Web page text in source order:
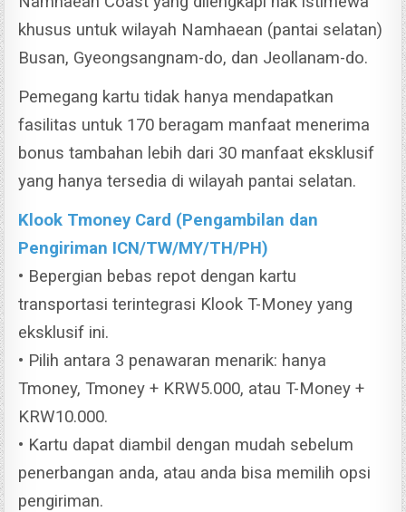
khusus untuk wilayah Namhaean (pantai selatan)
Busan, Gyeongsangnam-do, dan Jeollanam-do.
Pemegang kartu tidak hanya mendapatkan
fasilitas untuk 170 beragam manfaat menerima
bonus tambahan lebih dari 30 manfaat eksklusif
yang hanya tersedia di wilayah pantai selatan.
Klook Tmoney Card (Pengambilan dan
Pengiriman ICN/TW/MY/TH/PH)
• Bepergian bebas repot dengan kartu
transportasi terintegrasi Klook T-Money yang
eksklusif ini.
• Pilih antara 3 penawaran menarik: hanya
Tmoney, Tmoney + KRW5.000, atau T-Money +
KRW10.000.
• Kartu dapat diambil dengan mudah sebelum
penerbangan anda, atau anda bisa memilih opsi
pengiriman.